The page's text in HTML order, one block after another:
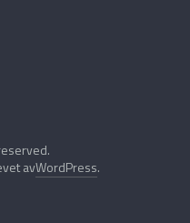
avWordPress.